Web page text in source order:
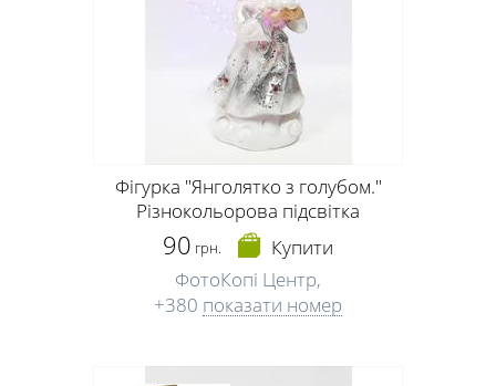
Фігурка "Янголятко з голубом."
Різнокольорова підсвітка
90 грн.
Купити
ФотоКопі Центр,
+380 показати номер